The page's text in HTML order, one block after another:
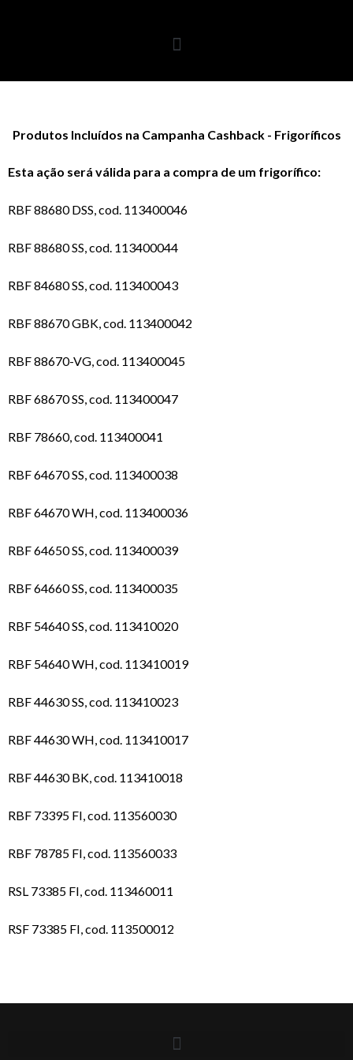
Produtos Incluídos na Campanha Cashback - Frigoríficos
Esta ação será válida para a compra de um frigorífico:
RBF 88680 DSS, cod. 113400046
RBF 88680 SS, cod. 113400044
RBF 84680 SS, cod. 113400043
RBF 88670 GBK, cod. 113400042
RBF 88670-VG, cod. 113400045
RBF 68670 SS, cod. 113400047
RBF 78660, cod. 113400041
RBF 64670 SS, cod. 113400038
RBF 64670 WH, cod. 113400036
RBF 64650 SS, cod. 113400039
RBF 64660 SS, cod. 113400035
RBF 54640 SS, cod. 113410020
RBF 54640 WH, cod. 113410019
RBF 44630 SS, cod. 113410023
RBF 44630 WH, cod. 113410017
RBF 44630 BK, cod. 113410018
RBF 73395 FI, cod. 113560030
RBF 78785 FI, cod. 113560033
RSL 73385 FI, cod. 113460011
RSF 73385 FI, cod. 113500012